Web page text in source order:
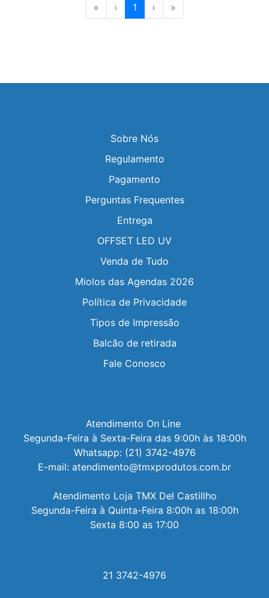
« ‹ 1 › »
Sobre Nós
Regulamento
Pagamento
Perguntas Frequentes
Entrega
OFFSET LED UV
Venda de Tudo
Miolos das Agendas 2026
Política de Privacidade
Tipos de Impressão
Balcão de retirada
Fale Conosco
Atendimento On Line
Segunda-Feira à Sexta-Feira das 9:00h às 18:00h
Whatsapp: (21) 3742-4976
E-mail: atendimento@tmxprodutos.com.br
Atendimento Loja TMX Del Castillho
Segunda-Feira à Quinta-Feira 8:00h as 18:00h
Sexta 8:00 as 17:00
21 3742-4976